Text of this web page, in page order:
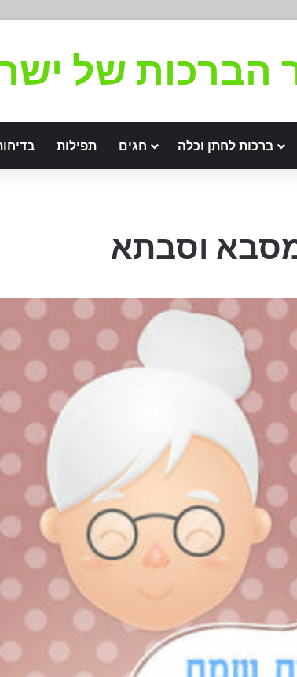
הברכות של
ברכות לחתן וכלה חגים תפילות
מסבא וסבתא